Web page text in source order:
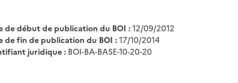
de début de publication du BOI :12/09/2012
de fin de publication du BOI :17/10/2014
juridique : BOI-BA-BASE-10-20-20